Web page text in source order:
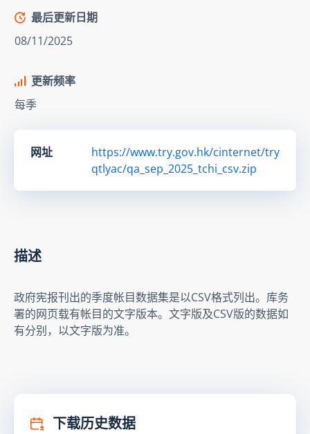
最后更新日期
08/11/2025
更新频率
每季
网址
https://www.try.gov.hk/cinternet/try
qtlyac/qa_sep_2025_tchi_csv.zip
描述
政府宪报刊出的季度帐目数据集是以CSV格式列出。库务
署的网页载有帐目的文字版本。文字版及CSV版的数据如
有分别，以文字版为准。
下载历史数据